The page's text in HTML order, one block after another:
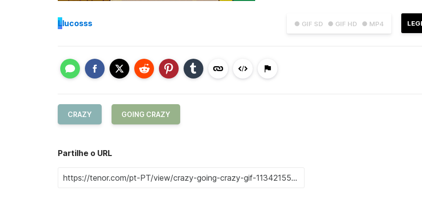
● GIF SD ● GIF HD ● MP4
Llucosss
CRAZY GOING CRAZY
Partilhe o URL